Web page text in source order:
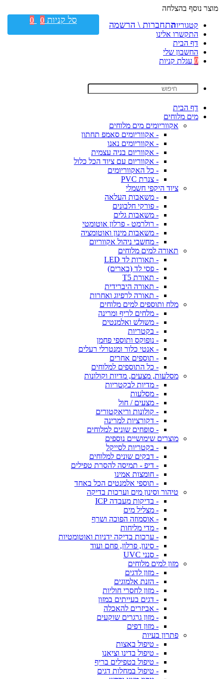
מוצר נוסף בהצלחה
קטגוריות
התקשרו אלינו
דף הבית
החשבון שלי
0 עגלת קניות
דף הבית
מים מלוחים
אקווריומים מים מלוחים
- אקווריומים סאמפ תחתון
- אקווריומים נאנו
- אקווריום בניה עצמית
- אקווריום עם ציוד הכל כלול
- כל האקווריומים
- צנרת PVC
ציוד היקפי חשמלי
- משאבות העלאה
- פורקי חלבונים
- משאבות גלים
- רולרמט - פרלון אוטומטי
- משאבות מינון ואוטומציה
- מחשבי ניהול אקווריום
תאורה למים מלוחים
- תאורות לד LED
- פסי לד (בארים)
- תאורת T5
- תאורה היברידית
- תאורה לרפיוג ואחרות
מלח ותוספים למים מלוחים
- מלחים לריף ומרינה
- משולש ואלמנטים
- בקטריות
- נופוקס ותוספי פחמן
- אנטי כלור ומנטרלי רעלים
- תוספים אחרים
- כל התוספים למלוחים
מסלעות, מצעים, מדיות וקולונות
- מדיות לבקטריות
- מסלעות
- מצעים / חול
- קולונות וריאקטורים
- דקורציות למרינה
- סופחים שונים למלוחים
מוצרים שימושיים נוספים
- בקטריות לסייקל
- דבקים שונים למלוחים
- דיפ - תמיסה להסרת טפילים
- חומצות אמינו
- תוספי אלמנטים הכל באחד
טיהור וסינון מים וערכות בדיקה
- בדיקות מעבדה ICP
- מצליל מים
- אוסמוזה הפוכה ושרף
- מדי מליחות
- ערכות בדיקה ידניות ואוטומטיות
- סינון, פרלון, פחם ועוד
- סנני UVC
מזון למים מלוחים
- מזון לדגים
- הזנת אלמוגים
- מזון לחסרי חוליות
- דגים בעייתים במזון
- אביזרים להאכלה
- מזון גרגרים שוקעים
- מזון דפים
פתרון בעיות
- טיפול באצות
- טיפול בדינו וציאנו
- טיפול בטפילים בריף
- טיפול במחלות דגים
התחברות \ הרשמה סל קניות 0
0